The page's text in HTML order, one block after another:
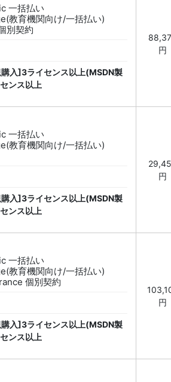
一括払い
教育機関向け/一括払い)
別契約
入]3ライセンス以上(MSDN製
ンス以上
円
一括払い
教育機関向け/一括払い)
入]3ライセンス以上(MSDN製
ンス以上
円
一括払い
教育機関向け/一括払い)
個別契約
入]3ライセンス以上(MSDN製
ンス以上
円